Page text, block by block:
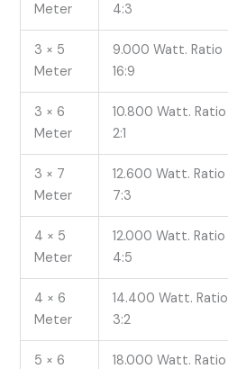
Meter
4:3
3 × 5
Meter
9.000 Watt. Ratio
16:9
3 × 6
Meter
10.800 Watt. Ratio
2:1
3 × 7
Meter
12.600 Watt. Ratio
7:3
4 × 5
Meter
12.000 Watt. Ratio
4:5
4 × 6
Meter
14.400 Watt. Ratio
3:2
5 × 6 18.000 Watt. Ratio